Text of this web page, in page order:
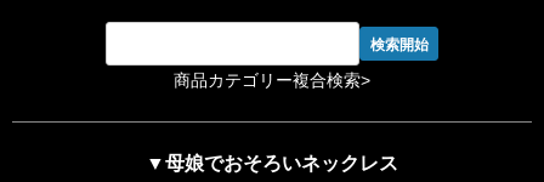
商品カテゴリー複合検索>
▼母娘でおそろいネックレス